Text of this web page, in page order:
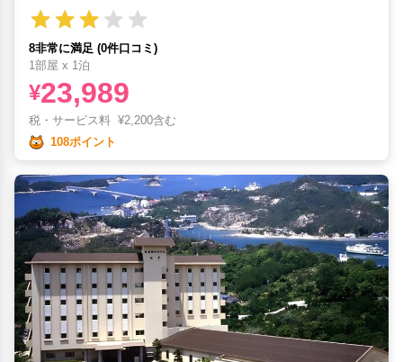
8非常に満足 (0件口コミ)
1部屋 x 1泊
¥23,989
税・サービス料 ¥2,200含む
108ポイント